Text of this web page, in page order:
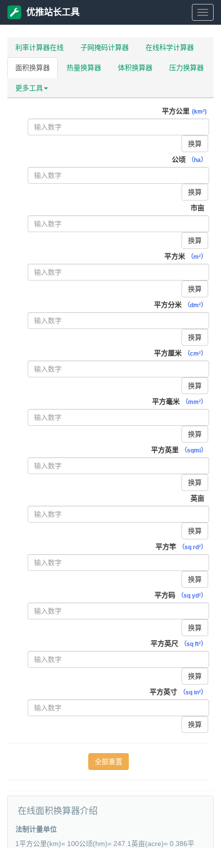
优
站
工
优推站长工具
利率计算器在线 子网掩码计算器 在线科学计算器
面积换算器 热量换算器 体积换算器 压力换算器
更多工具
平方公里 (km²)
换算
公顷
（ha）
换算
市亩
换算
平方米
（m²）
换算
平方分米
（dm²）
换算
平方厘米
（cm²）
换算
平方毫米
（mm²）
换算
平方英里
（sqmi）
换算
英亩
换算
平方竿
（sq rd²）
换算
平方码
（sq yd²）
换算
平方英尺
（sq ft²）
换算
平方英寸
（sq in²）
换算
在线面积换算器介绍
法制计量单位
1平方公里(km)= 100公顷(hm)= 247.1英亩(acre)= 0.386平